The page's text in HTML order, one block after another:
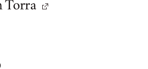
Torra